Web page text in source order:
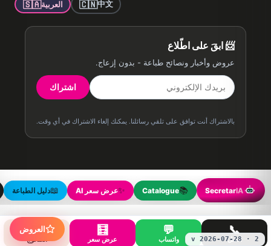
🇸🇦العربية 🇨🇳中文
📨 ابقَ على اطّلاع
عروض وأخبار ونصائح طباعة - بدون إزعاج.
اشتراك
بالاشتراك أنت توافق على تلقي رسائلنا. يمكنك إلغاء الاشتراك في أي وقت.
v 2026-07-28 · 2
SecretarIA
📚
Catalogue
✨عرض سعر AI 📖دليل الطباعة
📞
اتصل
💬
واتساب
🧮
عرض سعر
🗂️
الكتالوج
العروض